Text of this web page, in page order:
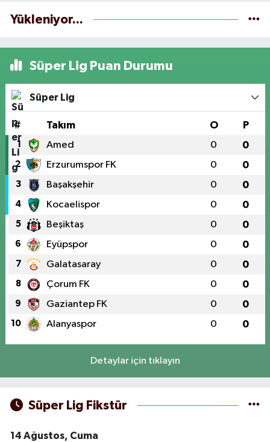
Yükleniyor...
Süper Lig Puan Durumu
Süper Lig
# Takım O P
1 Amed 0 0
2 Erzurumspor FK 0 0
3 Başakşehir 0 0
4 Kocaelispor 0 0
5 Beşiktaş 0 0
6 Eyüpspor 0 0
7 Galatasaray 0 0
8 Çorum FK 0 0
9 Gaziantep FK 0 0
10 Alanyaspor 0 0
Detaylar için tıklayın
Süper Lig Fikstür
14 Ağustos, Cuma